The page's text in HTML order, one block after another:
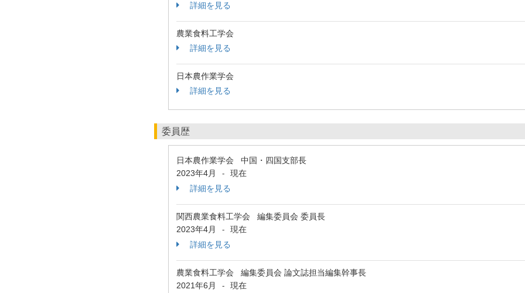
詳細を見る
農業食料工学会
詳細を見る
日本農作業学会
詳細を見る
委員歴
日本農作業学会 中国・四国支部長
2023年4月
-
現在
詳細を見る
関西農業食料工学会 編集委員会 委員長
2023年4月
-
現在
詳細を見る
農業食料工学会 編集委員会 論文誌担当編集幹事長
2021年6月
-
現在